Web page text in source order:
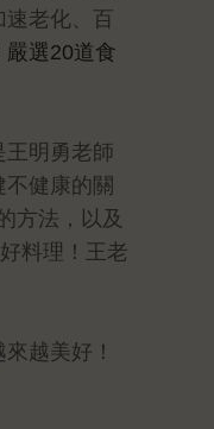
老化、百
選20道食
明勇老師
健康的關
方法，以及
料理！王老
越美好！